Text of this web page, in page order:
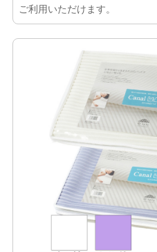
ご利用いただけます。